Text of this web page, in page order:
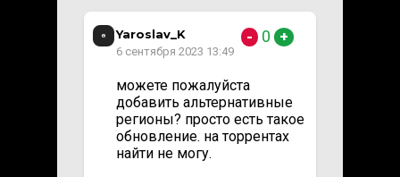
Yaroslav_K
6 сентября 2023 13:49
можете пожалуйста
добавить альтернативные
регионы? просто есть такое
обновление. на торрентах
найти не могу.
- 0 +